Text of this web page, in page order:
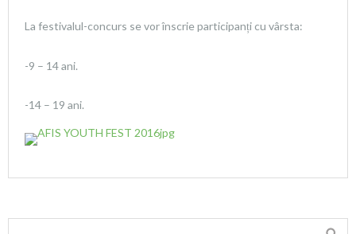
La festivalul-concurs se vor înscrie participanți cu vârsta:
-9 – 14 ani.
-14 – 19 ani.